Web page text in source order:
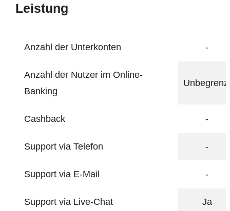
Leistung
Anzahl der Unterkonten -
Anzahl der Nutzer im Online-
Banking
Cashback -
Support via Telefon -
Support via E-Mail -
Support via Live-Chat Ja